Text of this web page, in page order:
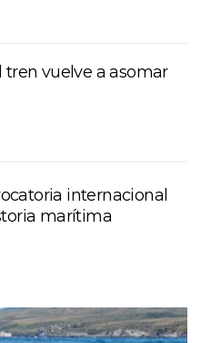
tren vuelve a asomar
internacional
marítima